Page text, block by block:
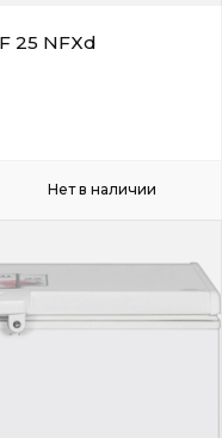
25 NFXd
Нет в наличии